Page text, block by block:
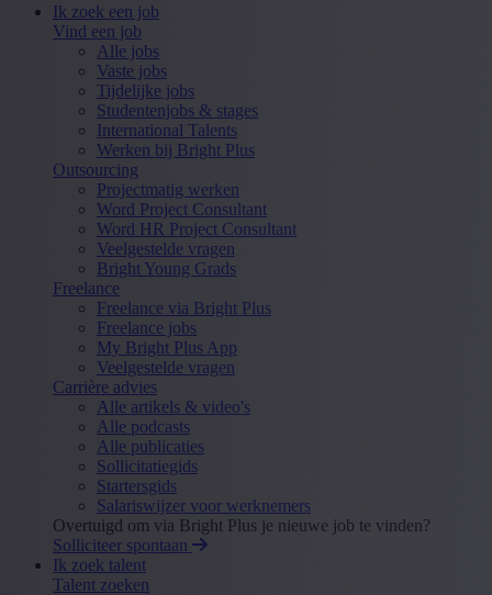
Ik zoek een job
Vind een job
Alle jobs
Vaste jobs
Tijdelijke jobs
Studentenjobs & stages
International Talents
Werken bij Bright Plus
Outsourcing
Projectmatig werken
Word Project Consultant
Word HR Project Consultant
Veelgestelde vragen
Bright Young Grads
Freelance
Freelance via Bright Plus
Freelance jobs
My Bright Plus App
Veelgestelde vragen
Carrière advies
Alle artikels & video's
Alle podcasts
Alle publicaties
Sollicitatiegids
Startersgids
Salariswijzer voor werknemers
Overtuigd om via Bright Plus je nieuwe job te vinden?
Solliciteer spontaan
Ik zoek talent
Talent zoeken